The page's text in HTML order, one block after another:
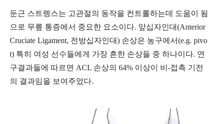
둔근 스트렝스는 고관절의 동작을 컨트롤하는데 도움이 됨
으로 무릎 통증에서 중요한 요소이다. 앞십자인대(Anterior
Cruciate Ligament, 전방십자인대) 손상은 농구에서(e.g. pivo
t) 특히 여성 선수들에게 가장 흔한 손상들 중 하나이다. 연
구결과들에 따르면 ACL 손상의 64% 이상이 비-접촉 기전
의 결과임을 보여주었다.